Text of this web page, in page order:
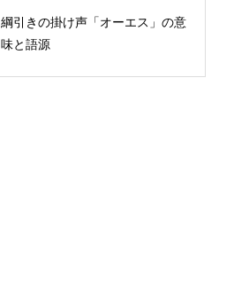
綱引きの掛け声「オーエス」の意
味と語源